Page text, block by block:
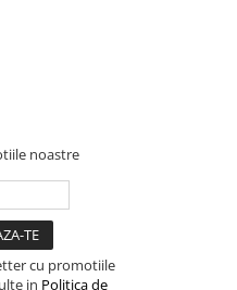
noastre
cu promotiile
in Politica de